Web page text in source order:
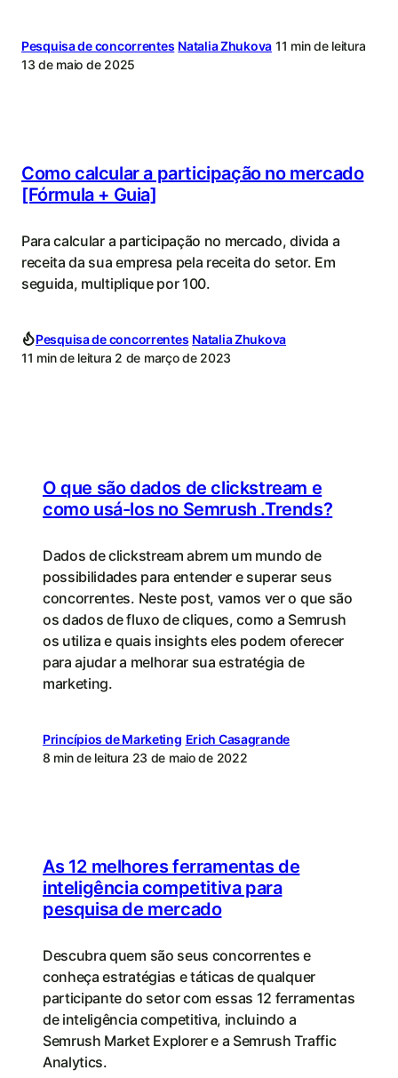
Pesquisa de concorrentes Natalia Zhukova 11 min de leitura
13 de maio de 2025
Como calcular a participação no mercado
[Fórmula + Guia]
Para calcular a participação no mercado, divida a
receita da sua empresa pela receita do setor. Em
seguida, multiplique por 100.
Pesquisa de concorrentes Natalia Zhukova
11 min de leitura 2 de março de 2023
O que são dados de clickstream e
como usá-los no Semrush .Trends?
Dados de clickstream abrem um mundo de
possibilidades para entender e superar seus
concorrentes. Neste post, vamos ver o que são
os dados de fluxo de cliques, como a Semrush
os utiliza e quais insights eles podem oferecer
para ajudar a melhorar sua estratégia de
marketing.
Princípios de Marketing Erich Casagrande
8 min de leitura 23 de maio de 2022
As 12 melhores ferramentas de
inteligência competitiva para
pesquisa de mercado
Descubra quem são seus concorrentes e
conheça estratégias e táticas de qualquer
participante do setor com essas 12 ferramentas
de inteligência competitiva, incluindo a
Semrush Market Explorer e a Semrush Traffic
Analytics.